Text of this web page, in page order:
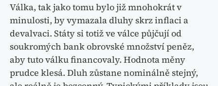
Válka, tak jako tomu bylo již mnohokrát v
minulosti, by vymazala dluhy skrz inflaci a
devalvaci. Státy si totiž ve válce půjčují od
soukromých bank obrovské množství peněz,
aby tuto válku financovaly. Hodnota měny
prudce klesá. Dluh zůstane nominálně stejný,